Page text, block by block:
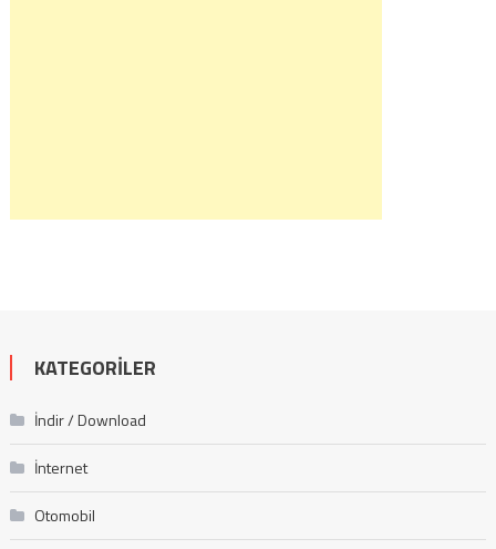
KATEGORILER
İndir / Download
İnternet
Otomobil